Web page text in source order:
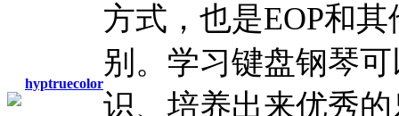
hyptruecolor
方式，也是EOP和
别。学习键盘钢琴
识、培养出来优秀